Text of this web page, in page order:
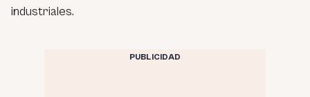
industriales.
PUBLICIDAD